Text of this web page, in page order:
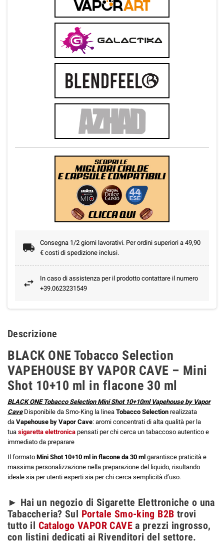
Consegna 1/2 giorni lavorativi. Per ordini superiori a 49,90
€ costi di spedizione inclusi.
In caso di assistenza per il prodotto contattare il numero
+39.0623231549
Descrizione
BLACK ONE Tobacco Selection
VAPEHOUSE BY VAPOR CAVE – Mini
Shot 10+10 ml in flacone 30 ml
BLACK ONE Tobacco Selection Mini Shot 10+10ml Vapehouse by Vapor
CaveDisponibile da Smo-King la linea Tobacco Selection realizzata
da Vapehouse by Vapor Cave: aromi concentrati di alta qualità per la
tua sigaretta elettronica pensati per chi cerca un tabaccoso autentico e
immediato da preparare
Il formato Mini Shot 10+10 ml in flacone da 30 ml garantisce praticità e
massima personalizzazione nella preparazione del liquido, risultando
ideale sia per utenti esperti sia per chi cerca semplicità d’uso.
► Hai un negozio di Sigarette Elettroniche o una
Tabaccheria? Sul Portale Smo-king B2B trovi
tutto il Catalogo VAPOR CAVEa prezzi ingrosso,
con listini dedicati ai Rivenditori del settore.